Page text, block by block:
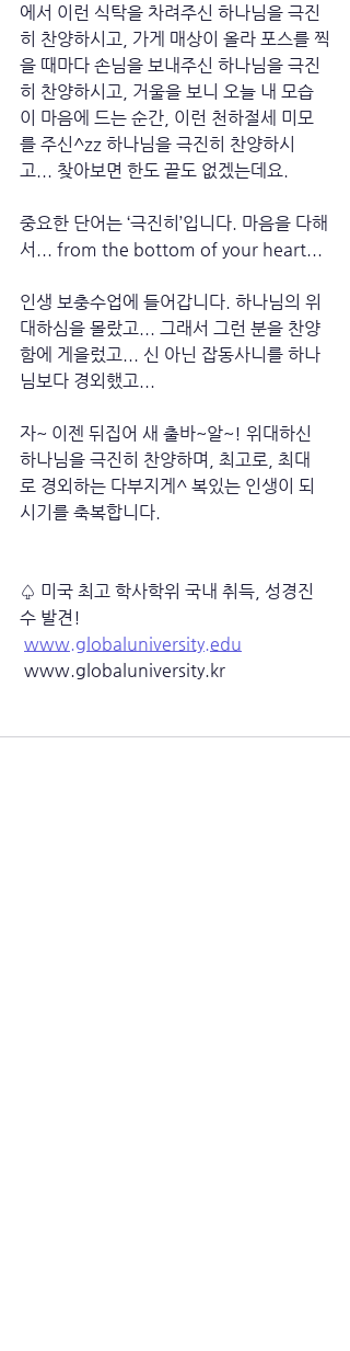
에서 이런 식탁을 차려주신 하나님을 극진
히 찬양하시고, 가게 매상이 올라 포스를 찍
을 때마다 손님을 보내주신 하나님을 극진
히 찬양하시고, 거울을 보니 오늘 내 모습
이 마음에 드는 순간, 이런 천하절세 미모
를 주신^zz 하나님을 극진히 찬양하시
고... 찾아보면 한도 끝도 없겠는데요.
중요한 단어는 ‘극진히’입니다. 마음을 다해
서... from the bottom of your heart...
인생 보충수업에 들어갑니다. 하나님의 위
대하심을 몰랐고... 그래서 그런 분을 찬양
함에 게을렀고... 신 아닌 잡동사니를 하나
님보다 경외했고...
자~ 이젠 뒤집어 새 출바~알~! 위대하신
하나님을 극진히 찬양하며, 최고로, 최대
로 경외하는 다부지게^ 복있는 인생이 되
시기를 축복합니다.
♤ 미국 최고 학사학위 국내 취득, 성경진
수 발견!
www.globaluniversity.edu
www.globaluniversity.kr